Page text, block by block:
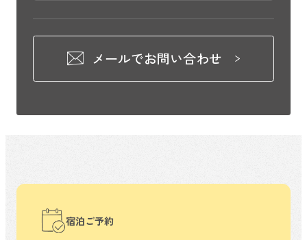
メールでお問い合わせ
宿泊ご予約